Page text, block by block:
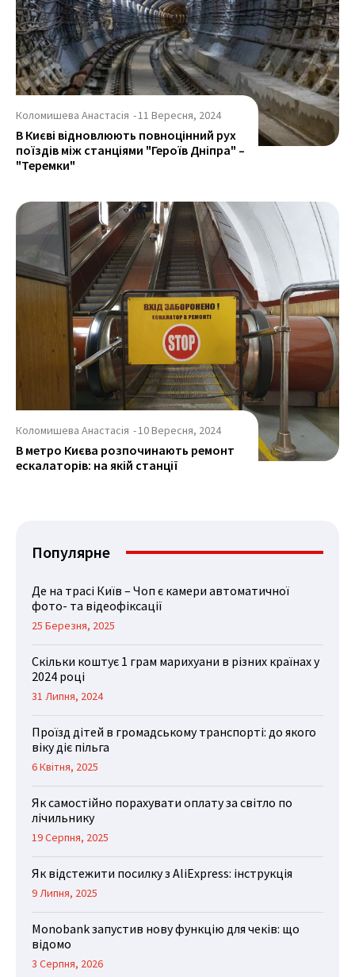
Коломишева Анастасія -11 Вересня, 2024
В Києві відновлюють повноцінний рух
поїздів між станціями "Героїв Дніпра" –
"Теремки"
Коломишева Анастасія -10 Вересня, 2024
В метро Києва розпочинають ремонт
ескалаторів: на якій станції
Популярне
Де на трасі Київ – Чоп є камери автоматичної
фото- та відеофіксації
25 Березня, 2025
Скільки коштує 1 грам марихуани в різних країнах у
2024 році
31 Липня, 2024
Проїзд дітей в громадському транспорті: до якого
віку діє пільга
6 Квітня, 2025
Як самостійно порахувати оплату за світло по
лічильнику
19 Серпня, 2025
Як відстежити посилку з AliExpress: інструкція
9 Липня, 2025
Monobank запустив нову функцію для чеків: що
відомо
3 Серпня, 2026